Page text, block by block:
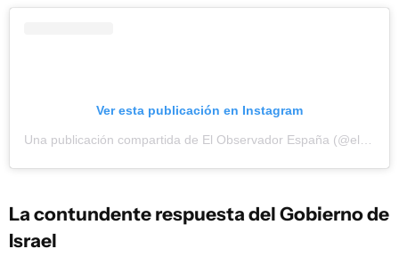
Ver esta publicación en Instagram
La contundente respuesta del Gobierno de
Israel